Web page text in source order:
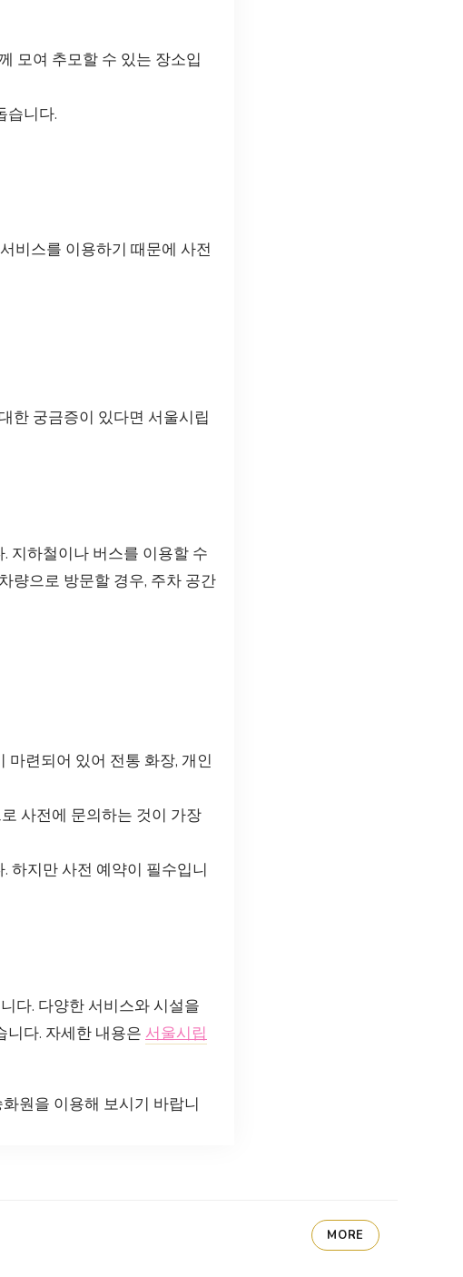
모여 추모할 수 있는 장소입
습니다.
비스를 이용하기 때문에 사전
한 궁금증이 있다면 서울시립
지하철이나 버스를 이용할 수
량으로 방문할 경우, 주차 공간
마련되어 있어 전통 화장, 개인
사전에 문의하는 것이 가장
하지만 사전 예약이 필수입니
다. 다양한 서비스와 시설을
니다. 자세한 내용은 서울시립
원을 이용해 보시기 바랍니
MORE